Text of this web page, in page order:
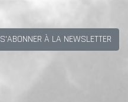
S'ABONNER À LA NEWSLETTER